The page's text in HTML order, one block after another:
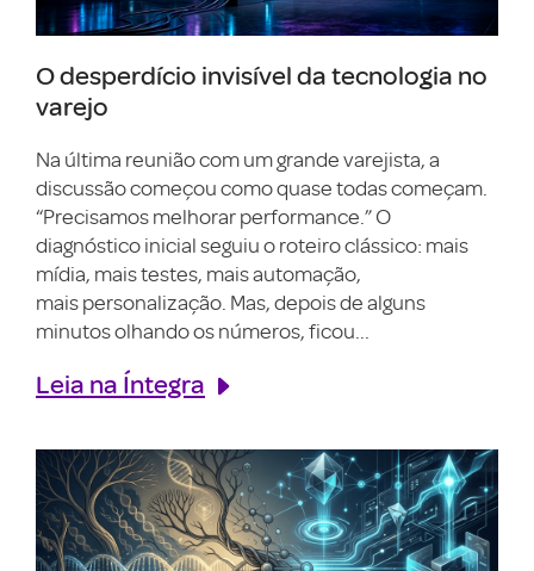
O desperdício invisível da tecnologia no
varejo
Na última reunião com um grande varejista, a
discussão começou como quase todas começam.
“Precisamos melhorar performance.” O
diagnóstico inicial seguiu o roteiro clássico: mais
mídia, mais testes, mais automação,
mais personalização. Mas, depois de alguns
minutos olhando os números, ficou...
Leia na Íntegra